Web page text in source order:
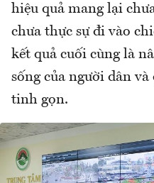
hiệu quả mang lại
chưa thực sự đi vào
kết quả cuối cùng là
sống của người dân
tinh gọn.